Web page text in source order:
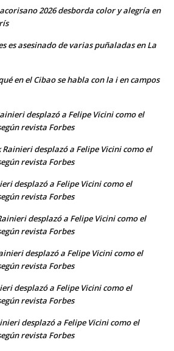
2026 desborda color y alegría en
es asesinado de varias puñaladas en La
en el Cibao se habla con la i en campos
desplazó a Felipe Vicini como el
revista Forbes
Rainieri desplazó a Felipe Vicini como el
revista Forbes
desplazó a Felipe Vicini como el
revista Forbes
desplazó a Felipe Vicini como el
revista Forbes
desplazó a Felipe Vicini como el
revista Forbes
desplazó a Felipe Vicini como el
revista Forbes
desplazó a Felipe Vicini como el
revista Forbes